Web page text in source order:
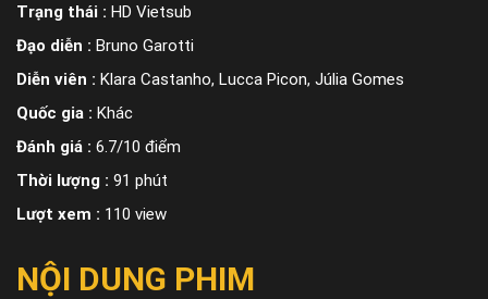
Trạng thái : HD Vietsub
Đạo diễn : Bruno Garotti
Diễn viên : Klara Castanho, Lucca Picon, Júlia Gomes
Quốc gia : Khác
Đánh giá : 6.7/10 điểm
Thời lượng : 91 phút
Lượt xem : 110 view
NỘI DUNG PHIM